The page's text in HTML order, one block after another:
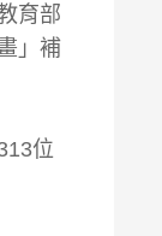
育部
」補
位